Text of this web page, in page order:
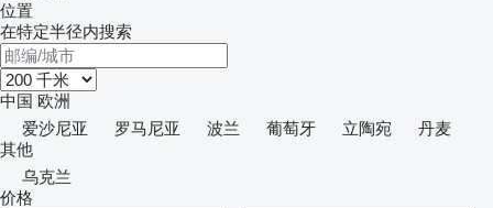
位置
在特定半径内搜索
中国 欧洲
爱沙尼亚
罗马尼亚 波兰 葡萄牙 立陶宛
丹麦
其他
乌克兰
价格